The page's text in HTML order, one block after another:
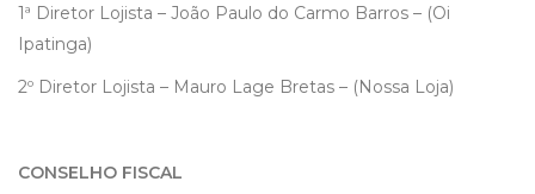
1ª Diretor Lojista – João Paulo do Carmo Barros – (Oi
Ipatinga)
2º Diretor Lojista – Mauro Lage Bretas – (Nossa Loja)
CONSELHO FISCAL